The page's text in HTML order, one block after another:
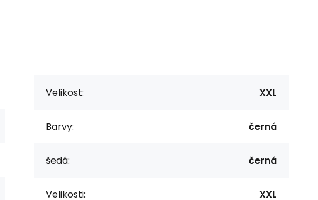
Velikost: XXL
Barvy: černá
šedá: černá
Velikosti: XXL